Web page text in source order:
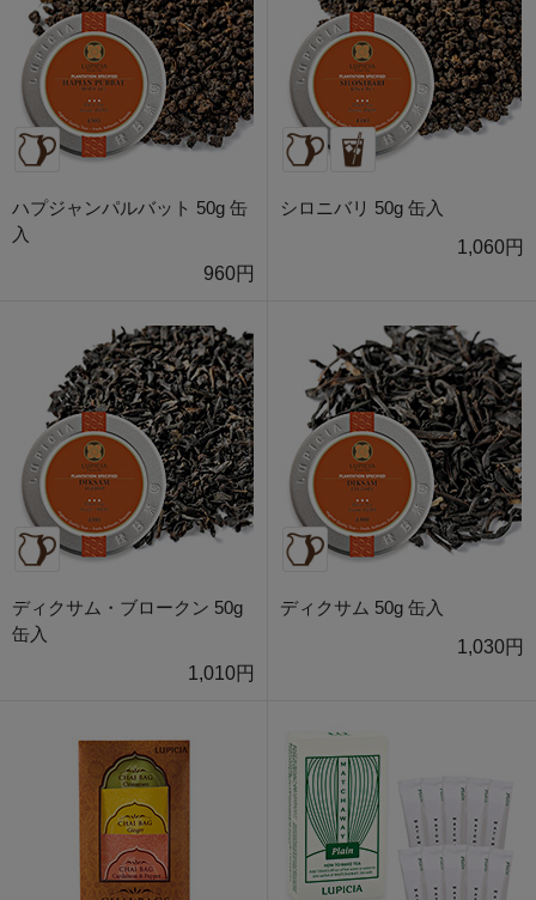
ハプジャンパルバット 50g 缶
入
960円
シロニバリ 50g 缶入
1,060円
ディクサム・ブロークン 50g
缶入
1,010円
ディクサム 50g 缶入
1,030円